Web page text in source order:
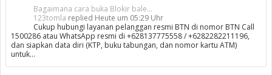
Bagaimana cara buka Blokir bale...
123tomla replied Heute um 05:29 Uhr
Cukup hubungi layanan pelanggan resmi BTN di nomor BTN Call
1500286 atau WhatsApp resmi di +628137775558 / +6282282211196,
dan siapkan data diri (KTP, buku tabungan, dan nomor kartu ATM)
untuk…